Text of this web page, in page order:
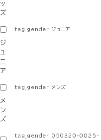
ッ
ズ
tag_gender:ジュニア
ジ
ュ
ニ
ア
tag_gender:メンズ
メ
ン
ズ
tag_gender:050320-0825-